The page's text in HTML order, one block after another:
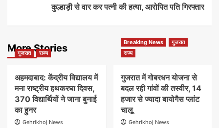
कुल्हाड़ी से वार कर पत्नी की हत्या, आरोपित पति गिरफ्तार
More Stories
गुजरात राज्य
अहमदाबाद: केंद्रीय विद्यालय में
मना राष्ट्रीय हथकरघा दिवस,
370 विद्यार्थियों ने जाना बुनाई
का हुनर
Gehrikhoj News
Breaking News
गुजरात
राज्य
गुजरात में गोबरधन योजना से
बदल रही गांवों की तस्वीर, 14
हजार से ज्यादा बायोगैस प्लांट
चालू
Gehrikhoj News